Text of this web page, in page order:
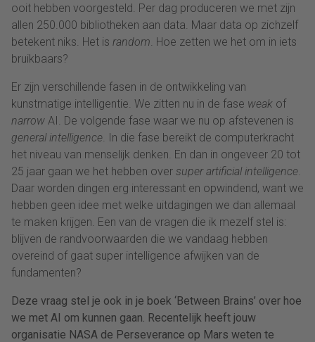
ooit hebben voorgesteld. Per dag produceren we met zijn
allen 250.000 bibliotheken aan data. Maar data op zichzelf
betekent niks. Het is random . Hoe zetten we het om in iets
bruikbaars?
Er zijn verschillende fasen in de ontwikkeling van
kunstmatige intelligentie. We zitten nu in de fase weak of
narrow AI. De volgende fase waar we nu op afstevenen is
general intelligence . In die fase bereikt de computerkracht
het niveau van menselijk denken. En dan in ongeveer 20 tot
25 jaar gaan we het hebben over super artificial intelligence
Daar worden dingen erg interessant en opwindend, want we
hebben geen idee met welke uitdagingen we dan allemaal
te maken krijgen. Een van de vragen die ik mezelf stel is:
blijven de randvoorwaarden die we vandaag hebben
overeind of gaat super intelligence afwijken van de
fundamenten?
Deze vraag stel je ook in je boek ‘Between Brains’ over hoe
we met AI om kunnen gaan. Recentelijk heeft jouw
organisatie NASA de Perseverance op Mars weten te